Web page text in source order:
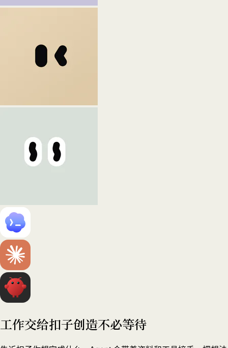
工作交给扣子创造不必等待